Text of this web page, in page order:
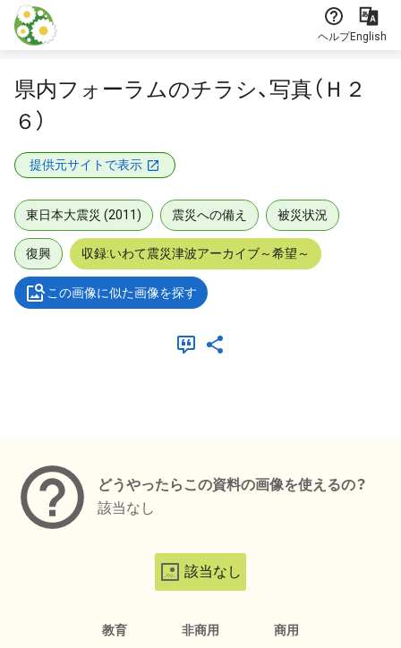
本文に飛ぶ
ヘルプEnglish
県内フォーラムのチラシ、写真（Ｈ２
６）
提供元サイトで表示
東日本大震災 (2011) 震災への備え 被災状況
復興 収録:いわて震災津波アーカイブ～希望～
この画像に似た画像を探す
どうやったらこの資料の画像を使えるの？
該当なし
該当なし
教育 非商用 商用